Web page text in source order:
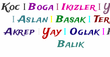
Koc I Boga I Ikizler I
I Aslan I Basak I
Akrep Yay I Oglak I
Balik